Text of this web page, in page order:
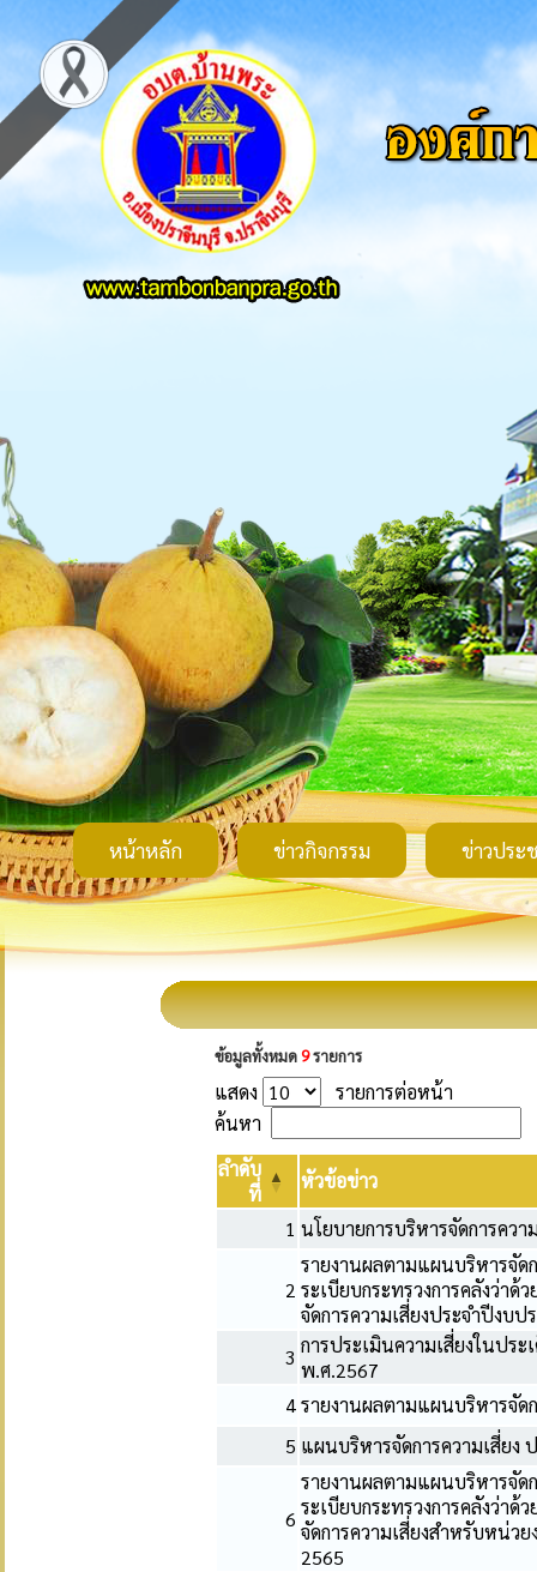
หน้าหลัก ข่าวกิจกรรม ข่าวประ
ข้อมูลทั้งหมด9รายการ
แสดง
รายการต่อหน้า
ค้นหา
ลำดับ
ที่
หัวข้อข่าว
1 นโยบายการบริหารจัดการคว
2
รายงานผลตามแผนบริหารจัด
ระเบียบกระทรวงการคลังว่า
จัดการความเสี่ยงประจำปีงบ
3 การประเมินความเสี่ยงในปร
พ.ศ.2567
4รายงานผลตามแผนบริหารจัด
5 แผนบริหารจัดการความเสี่ยง
6
รายงานผลตามแผนบริหารจัด
ระเบียบกระทรวงการคลังว่า
จัดการความเสี่ยงสำหรับหน่ว
2565